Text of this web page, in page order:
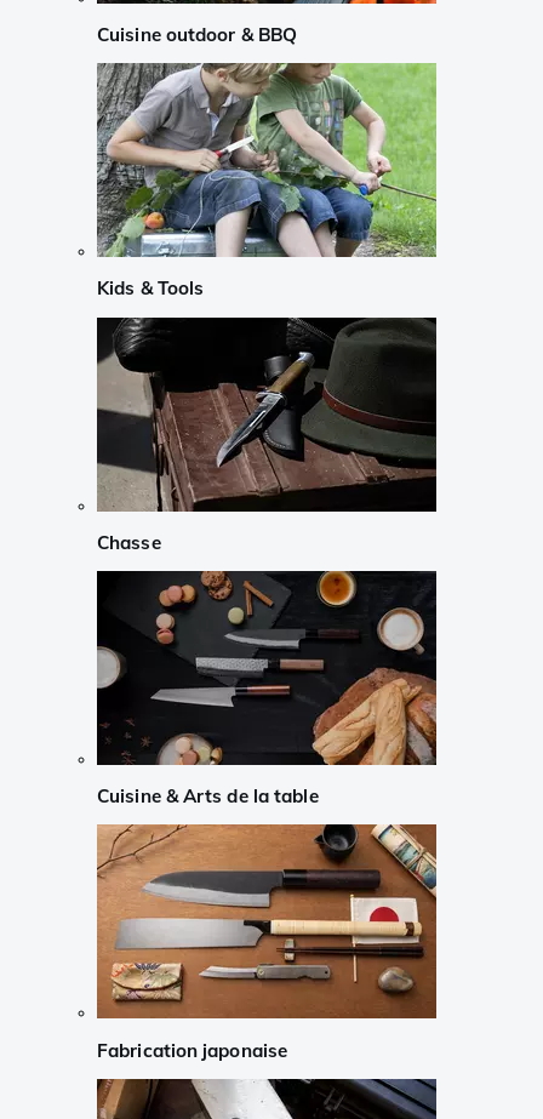
Cuisine outdoor & BBQ
Kids & Tools
Chasse
Cuisine & Arts de la table
Fabrication japonaise